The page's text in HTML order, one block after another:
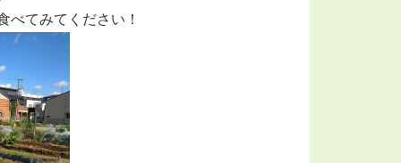
べてみてください！